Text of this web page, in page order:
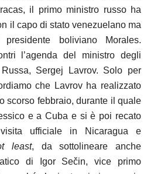
il primo ministro russo ha
il capo di stato venezuelano ma
boliviano Morales.
l’agenda del ministro degli
Sergej Lavrov. Solo per
che Lavrov ha realizzato
scorso febbraio, durante il quale
e a Cuba e si è poi recato
ufficiale in Nicaragua e
least, da sottolineare anche
di Igor Sečin, vice primo